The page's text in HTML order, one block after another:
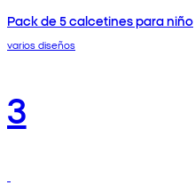
Pack de 5 calcetines para niño
varios diseños
3